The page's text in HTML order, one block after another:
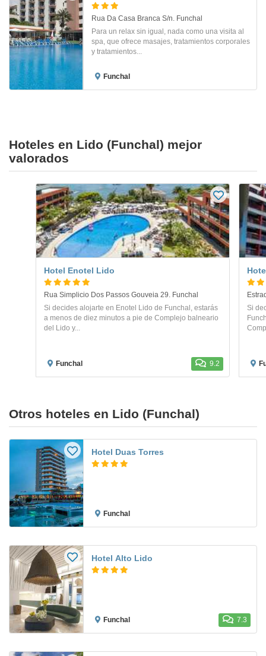
Rua Da Casa Branca S/n. Funchal
Para un relax sin igual, nada como una visita al
spa, que ofrece masajes, tratamientos corporales
y tratamientos...
Funchal
Hoteles en Lido (Funchal) mejor
valorados
Hotel Enotel Lido
Rua Simplicio Dos Passos Gouveia 29. Funchal
Si decides alojarte en Enotel Lido de Funchal, estarás
a menos de diez minutos a pie de Complejo balneario
del Lido y...
Funchal 9.2
Si
Otros hoteles en Lido (Funchal)
Hotel Duas Torres
Funchal
Hotel Alto Lido
Funchal 7.3